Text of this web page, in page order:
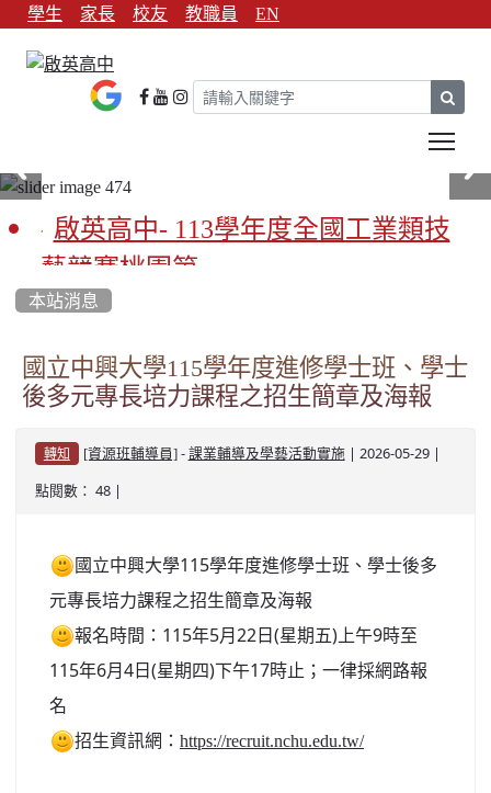
學生 家長 校友 教職員 EN
啟英高中- 113學年度全國工業類技
藝競賽桃園第一
啟英高中-113學年全國學生家事類技
藝競賽榮獲1支金手獎3支優勝
亞洲金牌在啟英！-機器人競賽亞洲
第一
餐飲管理科桃園第一、資料處理科
啟英高中-汽車科榮耀桃園
啟英高中-時尚科桃園第一
本站消息
國立中興大學115學年度進修學士班、學士
後多元專長培力課程之招生簡章及海報
轉知 [資源班輔導員]- 課業輔導及學藝活動實施| 2026-05-29 |
點閱數： 48 |
國立中興大學115學年度進修學士班、學士後多
元專長培力課程之招生簡章及海報
報名時間：115年5月22日(星期五)上午9時至
115年6月4日(星期四)下午17時止；一律採網路報
名
招生資訊網： https://recruit.nchu.edu.tw/